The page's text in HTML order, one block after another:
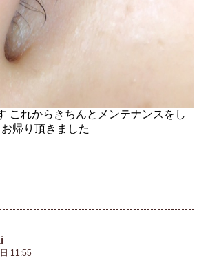
これからきちんとメンテナンスをし
帰り頂きました
11:55